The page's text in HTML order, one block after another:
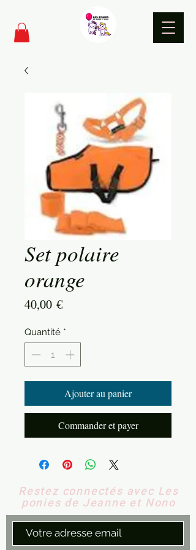
Set polaire
orange
40,00 €Prix
Quantité *
Ajouter au panier
Commander et payer
Restez connectés avec Les
ponies de Jeanne et Nono